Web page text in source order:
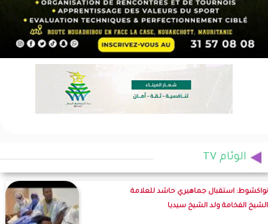
الوئام TV
نواكشوط: استقبال جماهيري حاشد للعلامة
الشيخ الفخامة ولد الشيخ سيديا